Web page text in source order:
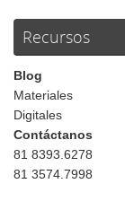
Recursos
Blog
Materiales
Digitales
Contáctanos
81 8393.6278
81 3574.7998